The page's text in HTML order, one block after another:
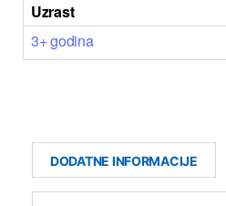
Uzrast
3+ godina
DODATNE INFORMACIJE